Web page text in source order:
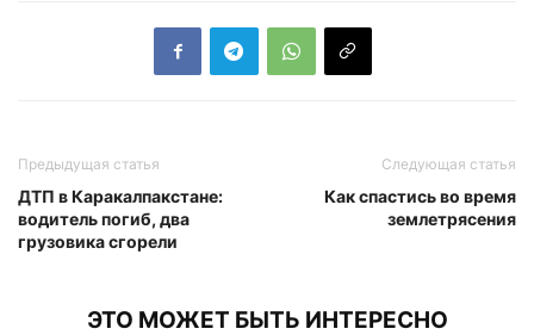
Предыдущая статья
ДТП в Каракалпакстане:
водитель погиб, два
грузовика сгорели
Следующая статья
Как спастись во время
землетрясения
ЭТО МОЖЕТ БЫТЬ ИНТЕРЕСНО